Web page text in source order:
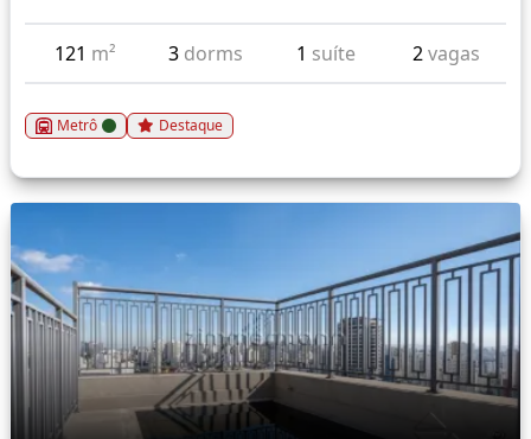
121 m² 3 dorms 1 suíte 2vagas
Metrô Destaque